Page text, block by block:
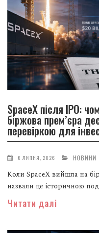
SpaceX після IPO:
біржова прем’єра
перевіркою для
6 ЛИПНЯ, 2026 НОВИНИ
Коли SpaceX вийшла на
назвали це історичною
Читати далі